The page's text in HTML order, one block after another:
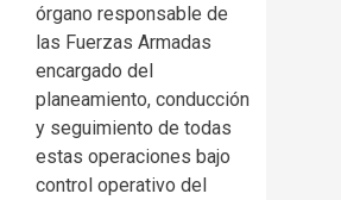
órgano responsable de
las Fuerzas Armadas
encargado del
planeamiento, conducción
y seguimiento de todas
estas operaciones bajo
control operativo del